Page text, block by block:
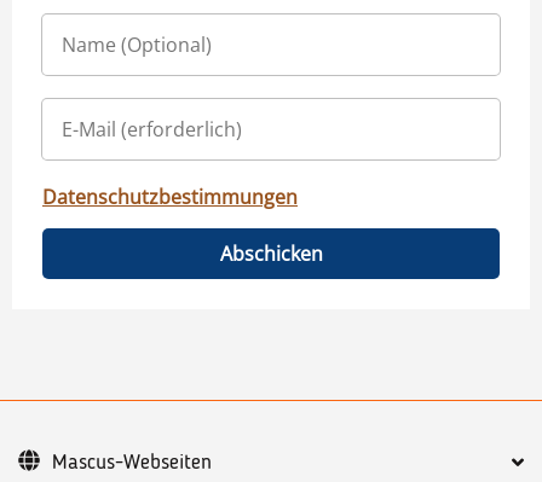
Datenschutzbestimmungen
Abschicken
Mascus-Webseiten